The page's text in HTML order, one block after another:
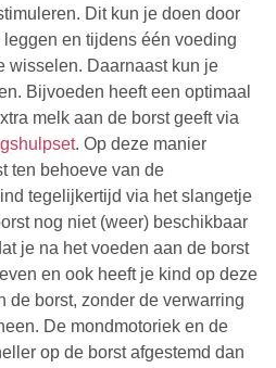
Dit kun je doen door
en tijdens één voeding
wisselen. Daarnaast kun je
Bijvoeden heeft een optimaal
melk aan de borst geeft via
. Op deze manier
ten behoeve van de
tegelijkertijd via het slangetje
nog niet (weer) beschikbaar
je na het voeden aan de borst
en ook heeft je kind op deze
de borst, zonder de verwarring
De mondmotoriek en de
op de borst afgestemd dan